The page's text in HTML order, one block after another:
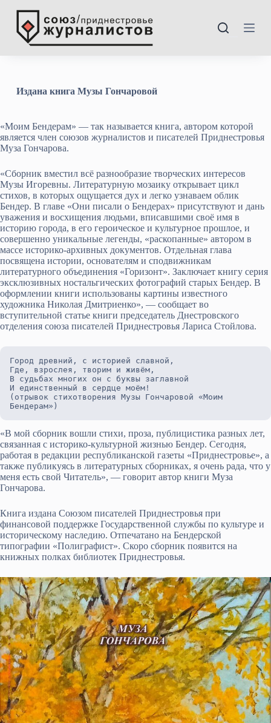
П
р
к
и
Издана книга Музы Гончаровой
«Моим Бендерам» — так называется книга, автором которой
является член союзов журналистов и писателей Приднестровья
Муза Гончарова.
«Сборник вместил всё разнообразие творческих интересов
Музы Игоревны. Литературную мозаику открывает цикл
стихов, в которых ощущается дух и легко узнаваем облик
Бендер. В главе «Они писали о Бендерах» присутствуют и дань
уважения и восхищения людьми, вписавшими своё имя в
историю города, в его героическое и культурное прошлое, и
совершенно уникальные легенды, «раскопанные» автором в
массе историко-архивных документов. Отдельная глава
посвящена истории, основателям и сподвижникам
литературного объединения «Горизонт». Заключает книгу серия
эксклюзивных ностальгических фотографий старых Бендер. В
оформлении книги использованы картины известного
художника Николая Дмитриенко», — сообщает во
вступительной статье книги председатель Днестровского
отделения союза писателей Приднестровья Лариса Стойлова.
Город древний, с историей славной,
Где, взрослея, творим и живём,
В судьбах многих он с буквы заглавной
И единственный в сердце моём!
(отрывок стихотворения Музы Гончаровой «Моим
Бендерам»)
«В мой сборник вошли стихи, проза, публицистика разных лет,
связанная с историко-культурной жизнью Бендер. Сегодня,
работая в редакции республиканской газеты «Приднестровье», а
также публикуясь в литературных сборниках, я очень рада, что у
меня есть свой Читатель», — говорит автор книги Муза
Гончарова.
Книга издана Союзом писателей Приднестровья при
финансовой поддержке Государственной службы по культуре и
историческому наследию. Отпечатано на Бендерской
типографии «Полиграфист». Скоро сборник появится на
книжных полках библиотек Приднестровья.